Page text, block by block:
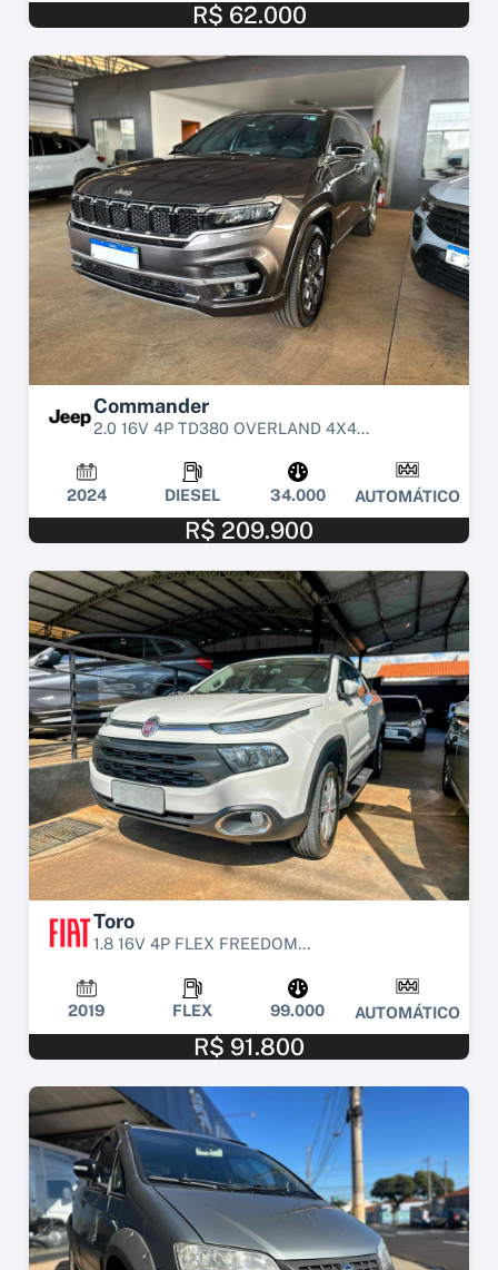
R$ 62.000
Commander
2.0 16V 4P TD380 OVERLAND 4X4...
2024 DIESEL 34.000 AUTOMÁTICO
R$ 209.900
Toro
1.8 16V 4P FLEX FREEDOM...
2019 FLEX 99.000 AUTOMÁTICO
R$ 91.800